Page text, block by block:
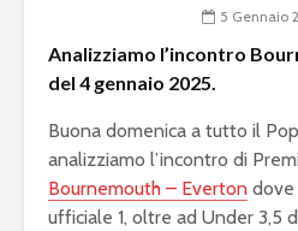
5 Gennaio
Analizziamo l’incontro
del 4 gennaio 2025.
Buona domenica a tutto il
analizziamo l’incontro di
Bournemouth – Everton dove
ufficiale 1, oltre ad Under 3,5